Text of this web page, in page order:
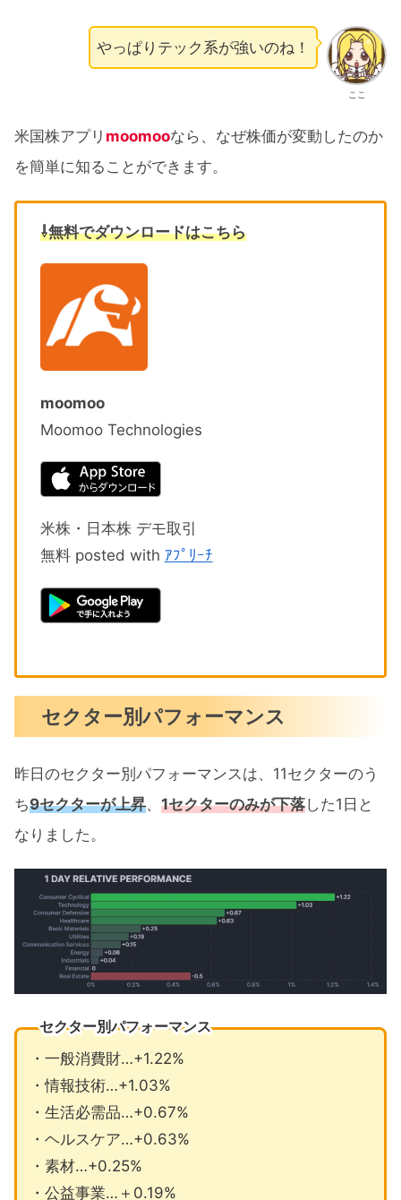
ここ
やっぱりテック系が強いのね！
米国株アプリ moomooなら、なぜ株価が変動したのか
を簡単に知ることができます。
⇩無料でダウンロードはこちら
moomoo
Moomoo Technologies
米株・日本株 デモ取引
無料 posted with ｱﾌﾟﾘｰﾁ
セクター別パフォーマンス
昨日のセクター別パフォーマンスは、11セクターのう
ち9セクターが上昇、 1セクターのみが下落した1日と
なりました。
セクター別パフォーマンス
・一般消費財…+1.22%
・情報技術…+1.03%
・生活必需品…+0.67%
・ヘルスケア…+0.63%
・素材…+0.25%
・公益事業…＋0.19%